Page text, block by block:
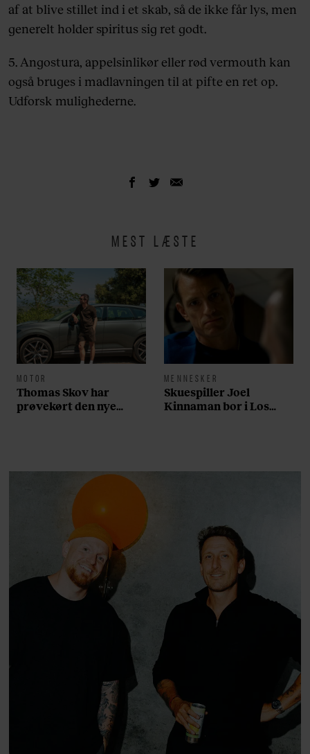
af at blive stillet ind i et skab, så de ikke får lys, men
generelt holder spiritus sig ret godt.
5. Angostura, appelsinlikør eller rød vermouth kan
også bruges i madlavningen til at pifte en ret op.
Udforsk mulighederne.
MEST LÆSTE
MOTOR
Thomas Skov har
prøvekørt den nye
MENNESKER
Skuespiller Joel
Kinnaman bor i Los
morgen”